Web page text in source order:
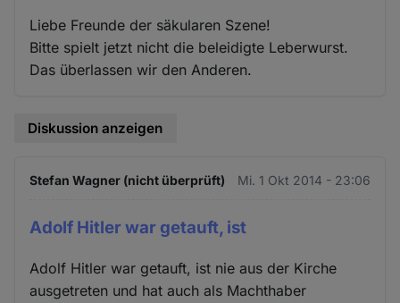
Liebe Freunde der säkularen Szene!
Bitte spielt jetzt nicht die beleidigte Leberwurst.
Das überlassen wir den Anderen.
Diskussion anzeigen
Stefan Wagner (nicht überprüft) Mi. 1 Okt 2014 - 23:06
Adolf Hitler war getauft, ist
Adolf Hitler war getauft, ist nie aus der Kirche
ausgetreten und hat auch als Machthaber